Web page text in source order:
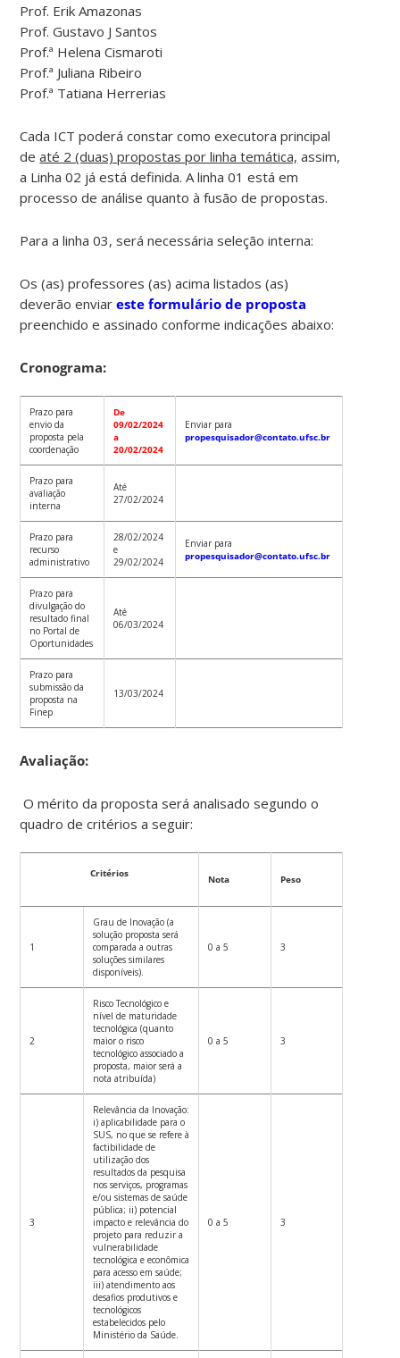
Prof. Erik Amazonas
Prof. Gustavo J Santos
Prof.ª Helena Cismaroti
Prof.ª Juliana Ribeiro
Prof.ª Tatiana Herrerias
Cada ICT poderá constar como executora principal
deaté 2 (duas) propostas por linha temática, assim,
a Linha 02 já está definida. A linha 01 está em
processo de análise quanto à fusão de propostas.
Para a linha 03, será necessária seleção interna:
Os (as) professores (as) acima listados (as)
deverão enviareste formulário de proposta
preenchido e assinado conforme indicações abaixo:
Cronograma:
Prazo para
envio da
proposta pela
coordenação
De
09/02/2024
a
20/02/2024
Enviar para
propesquisador@contato.ufsc.br
Prazo para
avaliação
interna
Até
27/02/2024
Prazo para
recurso
administrativo
28/02/2024
e
29/02/2024
Enviar para
propesquisador@contato.ufsc.br
Prazo para
divulgação do
resultado final
no Portal de
Oportunidades
Até
06/03/2024
Prazo para
submissão da
proposta na
Finep
13/03/2024
Avaliação:
O mérito da proposta será analisado segundo o
quadro de critérios a seguir:
Critérios Nota Peso
1
Grau de Inovação (a
solução proposta será
comparada a outras
soluções similares
disponíveis).
0 a 5 3
2
Risco Tecnológico e
nível de maturidade
tecnológica (quanto
maior o risco
tecnológico associado a
proposta, maior será a
nota atribuída)
0 a 5 3
3
Relevância da Inovação:
i) aplicabilidade para o
SUS, no que se refere à
factibilidade de
utilização dos
resultados da pesquisa
nos serviços, programas
e/ou sistemas de saúde
pública; ii) potencial
impacto e relevância do
projeto para reduzir a
vulnerabilidade
tecnológica e econômica
para acesso em saúde;
iii) atendimento aos
desafios produtivos e
tecnológicos
estabelecidos pelo
Ministério da Saúde.
0 a 5 3